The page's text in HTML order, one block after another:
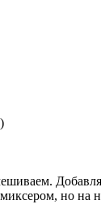
но на